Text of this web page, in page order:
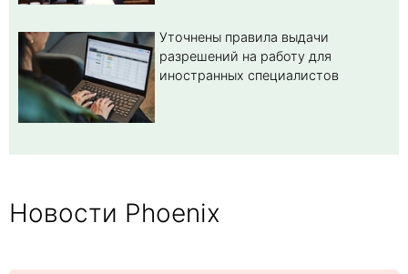
Уточнены правила выдачи
разрешений на работу для
иностранных специалистов
Новости Phoenix